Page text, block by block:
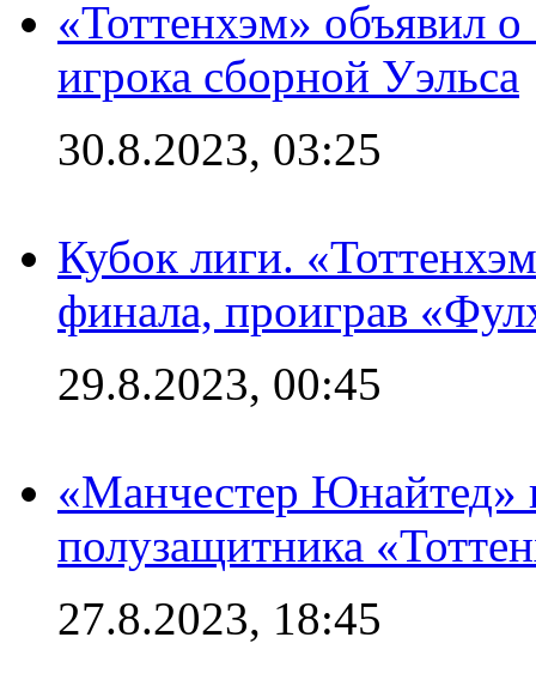
«Тоттенхэм» объявил
игрока сборной Уэльса
30.8.2023, 03:25
Кубок лиги.
финала, проиграв
29.8.2023, 00:45
«Манчестер Юнайтед»
полузащитника
27.8.2023, 18:45